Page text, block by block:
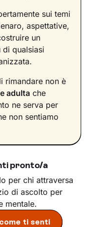
sui temi
aspettative,
un
qualsiasi
rimandare non è
adulta che
ne serva per
non sentiamo
pronto/a
per chi attraversa
di ascolto per
mentale.
ti senti